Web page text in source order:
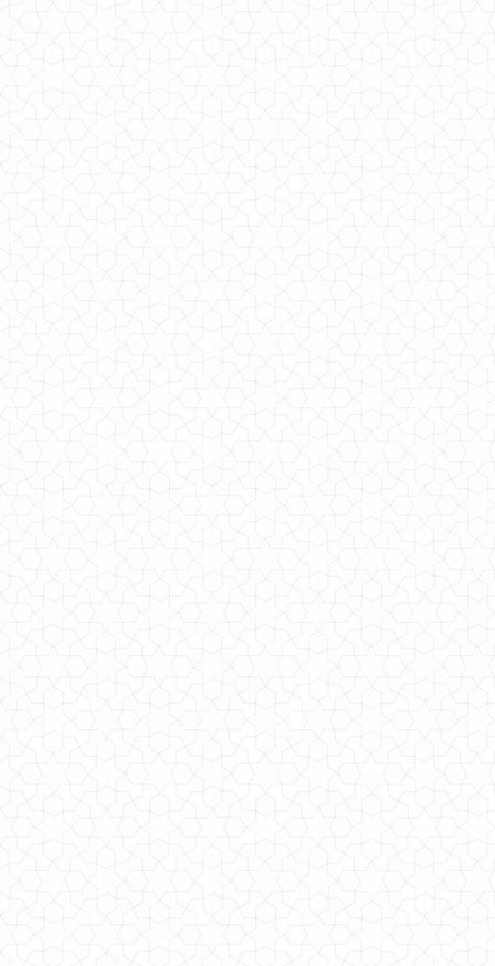
Женское гипюровое вечернее платье свободного кроя для полных
Вечернее короткое гипюровое платье
Вечернее гипюровое платье свободного кроя для полных
990.00грн. 650.00грн.